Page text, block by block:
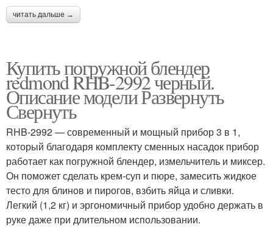
читать дальше →
Купить погружной блендер
redmond RHB-2992 черный.
Описание модели Развернуть
Свернуть
RHB-2992 — современный и мощный прибор 3 в 1,
который благодаря комплекту сменных насадок прибор
работает как погружной блендер, измельчитель и миксер.
Он поможет сделать крем-суп и пюре, замесить жидкое
тесто для блинов и пирогов, взбить яйца и сливки.
Легкий (1,2 кг) и эргономичный прибор удобно держать в
руке даже при длительном использовании.